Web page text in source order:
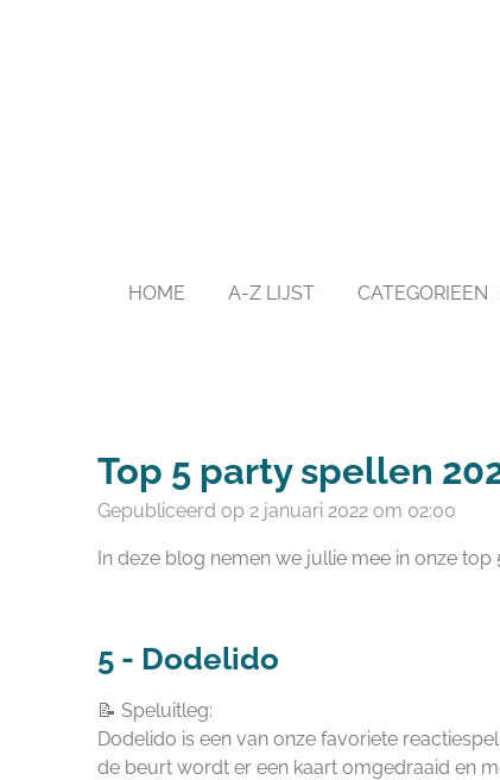
HOME A-Z LIJST CATEGORIEEN
Top 5 party spellen
Gepubliceerd op 2 januari 2022 om 02:00
In deze blog nemen we jullie mee in onze top
5 - Dodelido
📝 Speluitleg:
Dodelido is een van onze favoriete
de beurt wordt er een kaart omgedraaid en